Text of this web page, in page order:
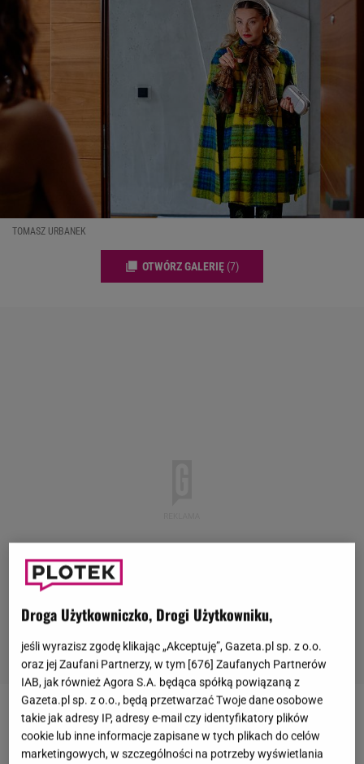
TOMASZ URBANEK
OTWÓRZ GALERIĘ (7)
Więcej informacji na temat serialu "BrzydUla 2"
znajdziesz naGazeta.pl
Droga Użytkowniczko, Drogi Użytkowniku,
jeśli wyrazisz zgodę klikając „Akceptuję”, Gazeta.pl sp. z o.o.
oraz jej Zaufani Partnerzy, w tym [676] Zaufanych Partnerów
IAB, jak również Agora S.A. będąca spółką powiązaną z
Gazeta.pl sp. z o.o., będą przetwarzać Twoje dane osobowe
takie jak adresy IP, adresy e-mail czy identyfikatory plików
cookie lub inne informacje zapisane w tych plikach do celów
marketingowych, w szczególności na potrzeby wyświetlania